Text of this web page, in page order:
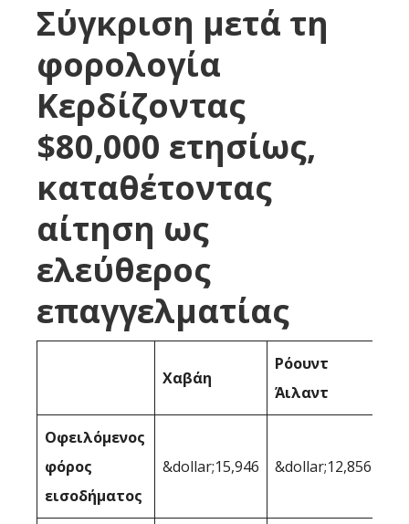
Σύγκριση μετά τη
φορολογία
Κερδίζοντας
$80,000 ετησίως,
καταθέτοντας
αίτηση ως
ελεύθερος
επαγγελματίας
Χαβάη
Ρόουντ
Άιλαντ
Οφειλόμενος
φόρος
εισοδήματος
&dollar;15,946 &dollar;12,856